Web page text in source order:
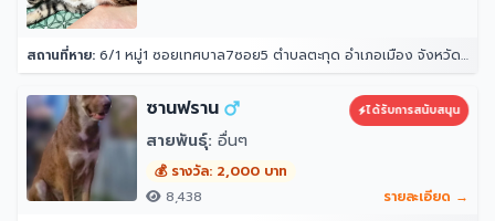
สถานที่หาย: 6/1 หมู่1 ซอยเทศบาล7ซอย5 ตำบลตะกุด อำเภอเมือง จังหวัดสระบุรี
ซานฟราน ได้รับการสนับสนุน
สายพันธุ์: อื่นๆ
💰 รางวัล: 2,000 บาท
8,438
รายละเอียด →